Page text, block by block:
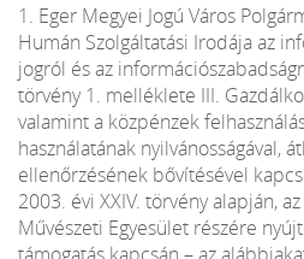
1. Eger Megyei Jogú Város
Humán Szolgáltatási Irodája az
jogról és az
törvény 1. melléklete III.
valamint a közpénzek
használatának nyilvánosságával,
ellenőrzésének bővítésével
2003. évi XXIV. törvény alapján,
Művészeti Egyesület részére
támogatás kapcsán – az